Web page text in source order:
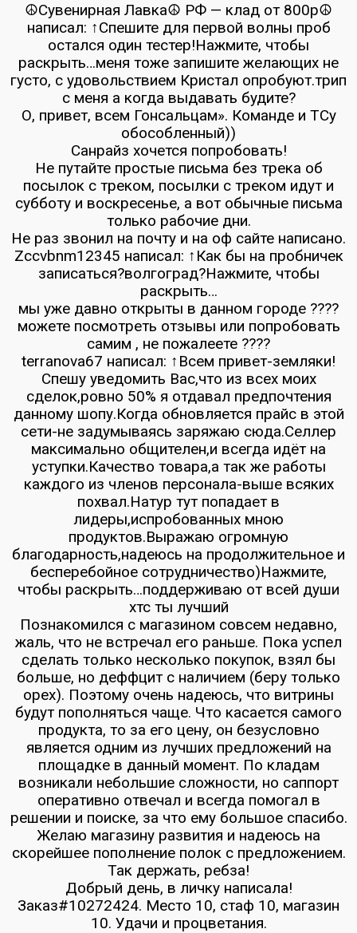
☮Сувенирная Лавка☮ РФ — клад от 800р☮
написал: ↑Спешите для первой волны проб
остался один тестер!Нажмите, чтобы
раскрыть…меня тоже запишите желающих не
густо, с удовольствием Кристал опробуют.трип
с меня а когда выдавать будите?
О, привет, всем Гонсальцам». Команде и ТСу
обособленный))
Санрайз хочется попробовать!
Не путайте простые письма без трека об
посылок с треком, посылки с треком идут и
субботу и воскресенье, а вот обычные письма
только рабочие дни.
Не раз звонил на почту и на оф сайте написано.
Zccvbnm12345 написал: ↑Как бы на пробничек
записаться?волгоград?Нажмите, чтобы
раскрыть…
мы уже давно открыты в данном городе ????
можете посмотреть отзывы или попробовать
самим , не пожалеете ????
terranova67 написал: ↑Всем привет-земляки!
Спешу уведомить Вас,что из всех моих
сделок,ровно 50% я отдавал предпочтения
данному шопу.Когда обновляется прайс в этой
сети-не задумываясь заряжаю сюда.Селлер
максимально общителен,и всегда идёт на
уступки.Качество товара,а так же работы
каждого из членов персонала-выше всяких
похвал.Натур тут попадает в
лидеры,испробованных мною
продуктов.Выражаю огромную
благодарность,надеюсь на продолжительное и
бесперебойное сотрудничество)Нажмите,
чтобы раскрыть…поддерживаю от всей души
хтс ты лучший
Познакомился с магазином совсем недавно,
жаль, что не встречал его раньше. Пока успел
сделать только несколько покупок, взял бы
больше, но деффцит с наличием (беру только
орех). Поэтому очень надеюсь, что витрины
будут пополняться чаще. Что касается самого
продукта, то за его цену, он безусловно
является одним из лучших предложений на
площадке в данный момент. По кладам
возникали небольшие сложности, но саппорт
оперативно отвечал и всегда помогал в
решении и поиске, за что ему большое спасибо.
Желаю магазину развития и надеюсь на
скорейшее пополнение полок с предложением.
Так держать, ребза!
Добрый день, в личку написала!
Заказ#10272424. Место 10, стаф 10, магазин
10. Удачи и процветания.